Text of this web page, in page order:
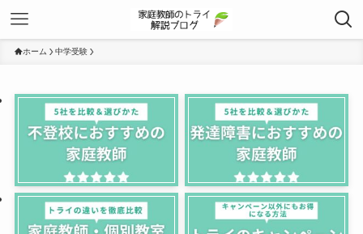
ホーム 中学受験